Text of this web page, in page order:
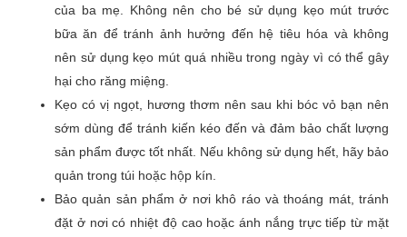
của ba mẹ. Không nên cho bé sử dụng kẹo mút trước
bữa ăn để tránh ảnh hưởng đến hệ tiêu hóa và không
nên sử dụng kẹo mút quá nhiều trong ngày vì có thể gây
hại cho răng miệng.
Kẹo có vị ngọt, hương thơm nên sau khi bóc vỏ bạn nên
sớm dùng để tránh kiến kéo đến và đảm bảo chất lượng
sản phẩm được tốt nhất. Nếu không sử dụng hết, hãy bảo
quản trong túi hoặc hộp kín.
Bảo quản sản phẩm ở nơi khô ráo và thoáng mát, tránh
đặt ở nơi có nhiệt độ cao hoặc ánh nắng trực tiếp từ mặt